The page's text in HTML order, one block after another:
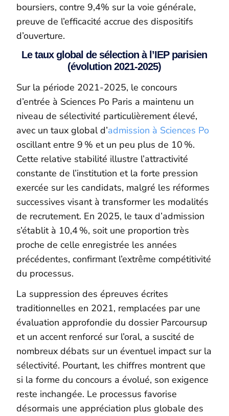
boursiers, contre 9,4% sur la voie générale,
preuve de l’efficacité accrue des dispositifs
d’ouverture.
Le taux global de sélection à l’IEP parisien
(évolution 2021-2025)
Sur la période 2021-2025, le concours
d’entrée à Sciences Po Paris a maintenu un
niveau de sélectivité particulièrement élevé,
avec un taux global d’admission à Sciences Po
oscillant entre 9 % et un peu plus de 10 %.
Cette relative stabilité illustre l’attractivité
constante de l’institution et la forte pression
exercée sur les candidats, malgré les réformes
successives visant à transformer les modalités
de recrutement. En 2025, le taux d’admission
s’établit à 10,4 %, soit une proportion très
proche de celle enregistrée les années
précédentes, confirmant l’extrême compétitivité
du processus.
La suppression des épreuves écrites
traditionnelles en 2021, remplacées par une
évaluation approfondie du dossier Parcoursup
et un accent renforcé sur l’oral, a suscité de
nombreux débats sur un éventuel impact sur la
sélectivité. Pourtant, les chiffres montrent que
si la forme du concours a évolué, son exigence
reste inchangée. Le processus favorise
désormais une appréciation plus globale des